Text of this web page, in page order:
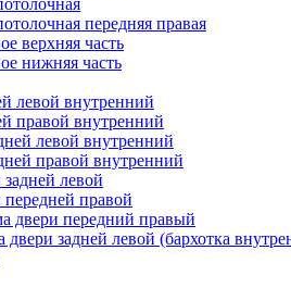
передняя правая
верхняя часть
нижняя часть
левой внутренний
правой внутренний
левой внутренний
правой внутренний
левой
правой
двери передний правый
двери задней левой (бархотка